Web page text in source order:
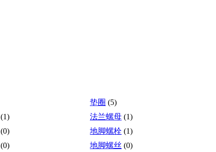
垫圈 (5)
(1) 法兰螺母 (1)
(0) 地脚螺栓 (1)
(0) 地脚螺丝 (0)